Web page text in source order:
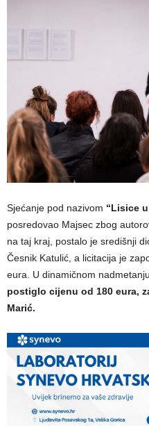
Sjećanje pod nazivom “Lisice
posredovao Majsec zbog
na taj kraj, postalo je središnji
Česnik Katulić, a licitacija je
eura. U dinamičnom
postiglo cijenu od 180 eura,
Marić.